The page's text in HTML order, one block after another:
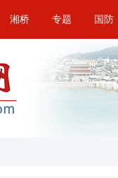
湘桥 专题 国防